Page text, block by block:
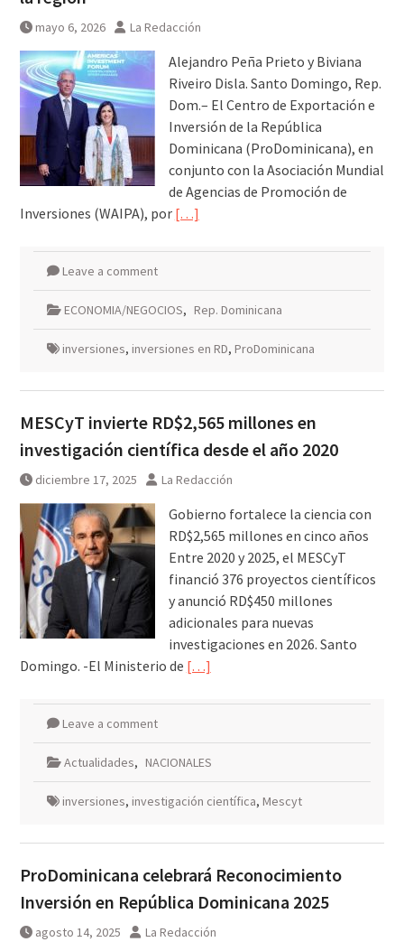
mayo 6, 2026 La Redacción
Alejandro Peña Prieto y Biviana
Riveiro Disla. Santo Domingo, Rep.
Dom.– El Centro de Exportación e
Inversión de la República
Dominicana (ProDominicana), en
conjunto con la Asociación Mundial
de Agencias de Promoción de
Inversiones (WAIPA), por […]
Leave a comment
ECONOMIA/NEGOCIOS, Rep. Dominicana
inversiones, inversiones en RD, ProDominicana
MESCyT invierte RD$2,565 millones en
investigación científica desde el año 2020
diciembre 17, 2025 La Redacción
Gobierno fortalece la ciencia con
RD$2,565 millones en cinco años
Entre 2020 y 2025, el MESCyT
financió 376 proyectos científicos
y anunció RD$450 millones
adicionales para nuevas
investigaciones en 2026. Santo
Domingo. -El Ministerio de […]
Leave a comment
Actualidades, NACIONALES
inversiones, investigación científica, Mescyt
ProDominicana celebrará Reconocimiento
Inversión en República Dominicana 2025
agosto 14, 2025 La Redacción